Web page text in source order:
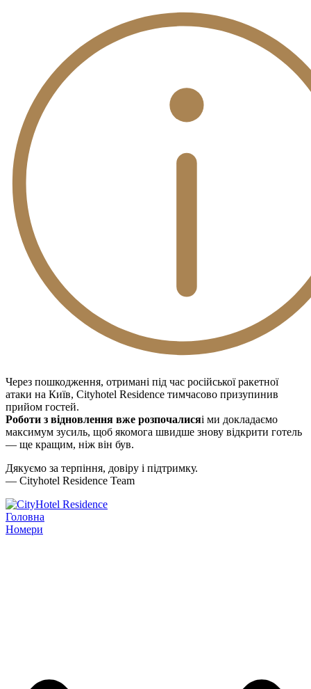
Через пошкодження, отримані під час російської ракетної
атаки на Київ, Cityhotel Residence тимчасово призупинив
прийом гостей.
Роботи з відновлення вже розпочалисяі ми докладаємо
максимум зусиль, щоб якомога швидше знову відкрити готель
— ще кращим, ніж він був.
Дякуємо за терпіння, довіру і підтримку.
— Cityhotel Residence Team
Головна
Номери